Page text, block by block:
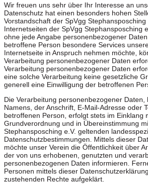
Wir freuen uns sehr über Ihr Interesse an
Datenschutz hat einen besonders hohen
Vorstandschaft der SpVgg
Internetseiten der SpVgg Stephansposching
ohne jede Angabe personenbezogener
betroffene Person besondere Services
Internetseite in Anspruch nehmen möchte,
Verarbeitung personenbezogener Daten
Verarbeitung personenbezogener Daten
eine solche Verarbeitung keine gesetzliche
generell eine Einwilligung der betroffenen
Die Verarbeitung personenbezogener Daten,
Namens, der Anschrift, E-Mail-Adresse oder
betroffenen Person, erfolgt stets im Einklang
Grundverordnung und in Übereinstimmung
Stephansposching e.V. geltenden
Datenschutzbestimmungen. Mittels dieser
möchte unser Verein die Öffentlichkeit über
der von uns erhobenen, genutzten und
personenbezogenen Daten informieren.
Personen mittels dieser
zustehenden Rechte aufgeklärt.